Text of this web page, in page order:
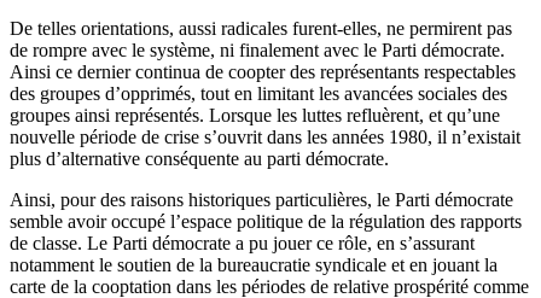
De telles orientations, aussi radicales furent-elles, ne permirent pas
de rompre avec le système, ni finalement avec le Parti démocrate.
Ainsi ce dernier continua de coopter des représentants respectables
des groupes d’opprimés, tout en limitant les avancées sociales des
groupes ainsi représentés. Lorsque les luttes refluèrent, et qu’une
nouvelle période de crise s’ouvrit dans les années 1980, il n’existait
plus d’alternative conséquente au parti démocrate.
Ainsi, pour des raisons historiques particulières, le Parti démocrate
semble avoir occupé l’espace politique de la régulation des rapports
de classe. Le Parti démocrate a pu jouer ce rôle, en s’assurant
notamment le soutien de la bureaucratie syndicale et en jouant la
carte de la cooptation dans les périodes de relative prospérité comme